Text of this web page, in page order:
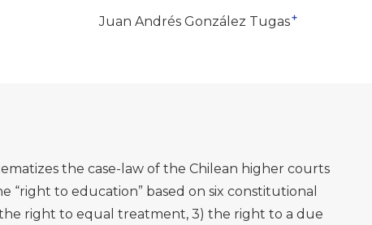
Juan Andrés González Tugas+
the case-law of the Chilean higher courts
“right to education” based on six constitutional
right to equal treatment, 3) the right to a due